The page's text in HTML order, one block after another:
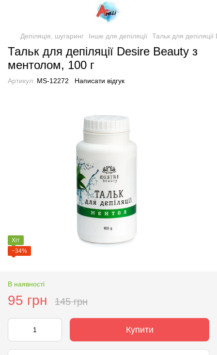
Депіляція, шугаринг Інше для депіляції Тальк для
Тальк для депіляції Desire Beauty з
ментолом, 100 г
Артикул: MS-12272 Написати відгук
Хіт
−34%
В наявності
95 грн 145 грн
Купити